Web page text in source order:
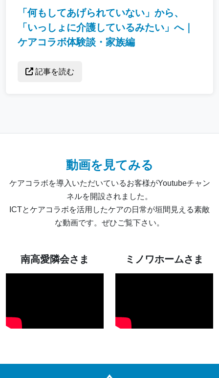
「何もしてあげられていない」から、
「いっしょに介護しているみたい」へ｜
ケアコラボ体験談・家族編
記事を読む
動画を見てみる
ケアコラボを導入いただいているお客様がYoutubeチャン
ネルを開設されました。
ICTとケアコラボを活用したケアの日常が垣間見える素敵
な動画です。ぜひご覧下さい。
南高愛隣会さま ミノワホームさま